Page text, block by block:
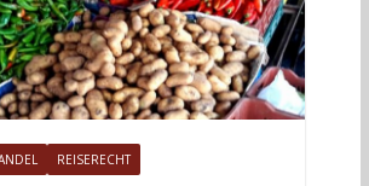
REISERECHT